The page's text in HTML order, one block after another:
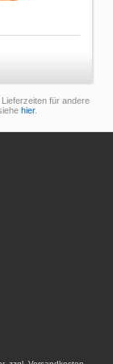
für andere
hier.